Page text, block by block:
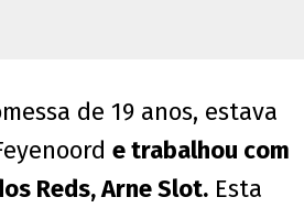
de 19 anos, estava
e trabalhou com
Reds, Arne Slot. Esta